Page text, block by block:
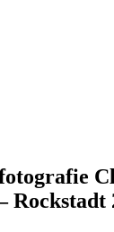
Rockstadt